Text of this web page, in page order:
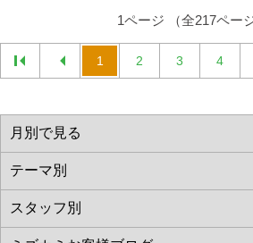
1ページ （全217ペー
1 2 3 4